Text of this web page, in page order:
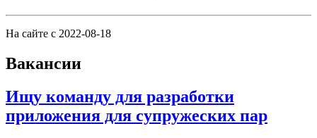
На сайте с 2022-08-18
Вакансии
Ищу команду для разработки
приложения для супружеских пар